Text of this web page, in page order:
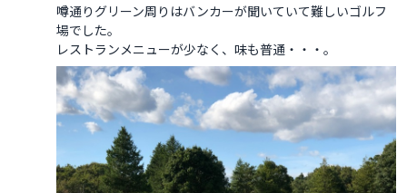
噂通りグリーン周りはバンカーが聞いていて難しいゴルフ
場でした。
レストランメニューが少なく、味も普通・・・。